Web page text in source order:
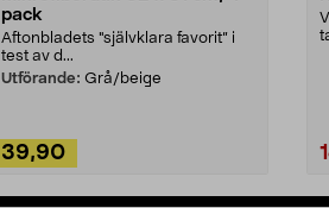
pack
Aftonbladets "självklara favorit” i
test av d...
Utförande: Grå/beige
39,90